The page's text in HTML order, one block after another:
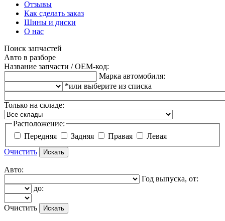
Отзывы
Как сделать заказ
Шины и диски
О нас
Поиск запчастей
Авто в разборе
Название запчасти / OEM-код:
Марка автомобиля:
*или выберите из списка
Только на складе:
Расположение:
Передняя
Задняя Правая
Левая
Очистить
Авто:
Год выпуска, от:
до:
Очистить